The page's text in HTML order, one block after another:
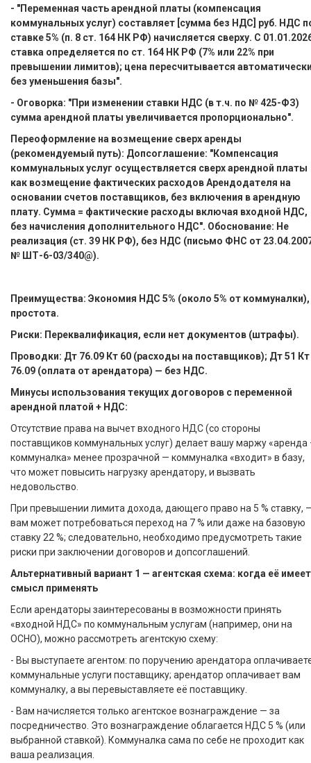
- "Переменная часть арендной платы (компенсация
коммунальных услуг) составляет [сумма без НДС] руб. НДС
ставке 5% (п. 8 ст. 164 НК РФ) начисляется сверху. С
ставка определяется по ст. 164 НК РФ (7% или 22% при
превышении лимитов); цена пересчитывается
без уменьшения базы".
- Оговорка: "При изменении ставки НДС (в т.ч. по № 425-ФЗ)
сумма арендной платы увеличивается пропорционально".
Переоформление на возмещение сверх аренды
(рекомендуемый путь): Допсоглашение: "Компенсация
коммунальных услуг осуществляется сверх арендной платы
как возмещение фактических расходов Арендодателя на
основании счетов поставщиков, без включения в арендную
плату. Сумма = фактические расходы включая входной НДС,
без начисления дополнительного НДС". Обоснование: Не
реализация (ст. 39 НК РФ), без НДС (письмо ФНС от
№ ШТ-6-03/340@).
Преимущества: Экономия НДС 5% (около 5% от коммуналки),
простота.
Риски: Переквалификация, если нет документов (штрафы).
Проводки: Дт 76.09 Кт 60 (расходы на поставщиков); Дт 51 Кт
76.09 (оплата от арендатора) — без НДС.
Минусы использования текущих договоров с переменной
арендной платой + НДС:
Отсутствие права на вычет входного НДС (со стороны
поставщиков коммунальных услуг) делает вашу маржу «аренда
коммуналка» менее прозрачной — коммуналка «входит» в базу,
что может повысить нагрузку арендатору, и вызвать
недовольство.
При превышении лимита дохода, дающего право на 5 % ставку,
вам может потребоваться переход на 7 % или даже на базовую
ставку 22 %; следовательно, необходимо предусмотреть такие
риски при заключении договоров и допсоглашений.
Альтернативный вариант 1 — агентская схема: когда её имеет
смысл применять
Если арендаторы заинтересованы в возможности принять
«входной НДС» по коммунальным услугам (например, они на
ОСНО), можно рассмотреть агентскую схему:
- Вы выступаете агентом: по поручению арендатора
коммунальные услуги поставщику; арендатор оплачивает вам
коммуналку, а вы перевыставляете её поставщику.
- Вам начисляется только агентское вознаграждение — за
посредничество. Это вознаграждение облагается НДС 5 % (или
выбранной ставкой). Коммуналка сама по себе не проходит как
ваша реализация.